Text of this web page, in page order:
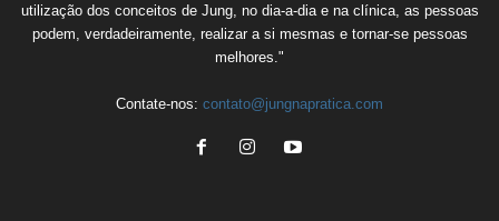
utilização dos conceitos de Jung, no dia-a-dia e na clínica, as pessoas
podem, verdadeiramente, realizar a si mesmas e tornar-se pessoas
melhores."
Contate-nos: contato@jungnapratica.com